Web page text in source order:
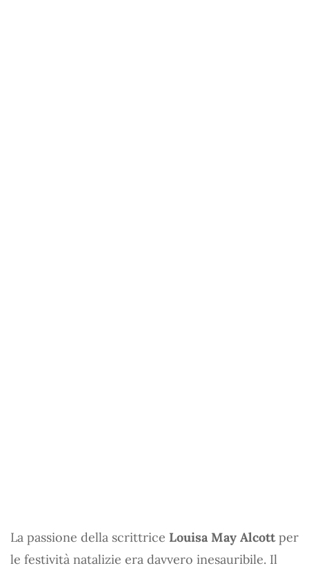
La passione della scrittrice Louisa May Alcottper
le festività natalizie era davvero inesauribile. Il